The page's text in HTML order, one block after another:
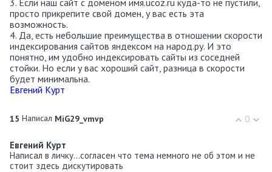
просто прикрепите свой домен, у вас есть эта
возможность.
4. Да, есть небольшие преимущества в отношении скорости
индексирования сайтов яндексом на народ.ру. И это
понятно, им удобно индексировать сайты из соседней
стойки. Но если у вас хороший сайт, разница в скорости
будет минимальна.
Евгений Курт
0
15 Написал MiG29_vmvp
Евгений Курт
Написал в личку...согласен что тема немного не об этом и не
стоит здесь дискутировать